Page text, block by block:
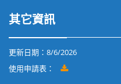
其它資訊
更新日期： 8/6/2026
使用申請表：